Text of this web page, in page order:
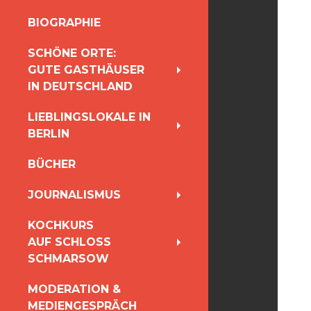
SPRINGEN
BIOGRAPHIE
SCHÖNE ORTE:
GUTE GASTHÄUSER
IN DEUTSCHLAND
LIEBLINGSLOKALE IN
BERLIN
BÜCHER
JOURNALISMUS
KOCHKURS
AUF SCHLOSS
SCHMARSOW
MODERATION &
MEDIENGESPRÄCH